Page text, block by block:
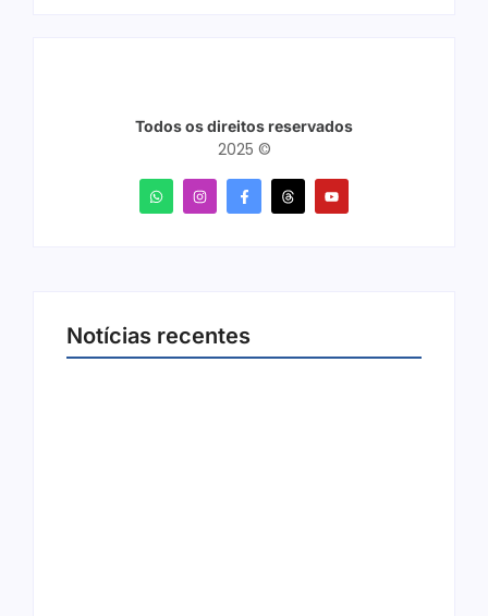
Todos os direitos reservados
2025 ©
Notícias recentes